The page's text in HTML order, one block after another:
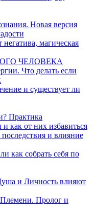
Новая версия
негатива, магическая
ЧЕЛОВЕКА
Что делать если
и существует ли
Практика
как от них избавиться
и влияние
как собрать себя по
и Личность влияют
Пролог и